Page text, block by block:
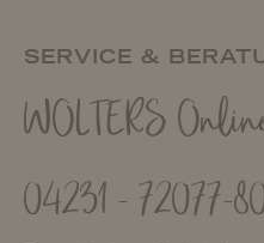
SERVICE &
WOLTERS
04231 - 72077-